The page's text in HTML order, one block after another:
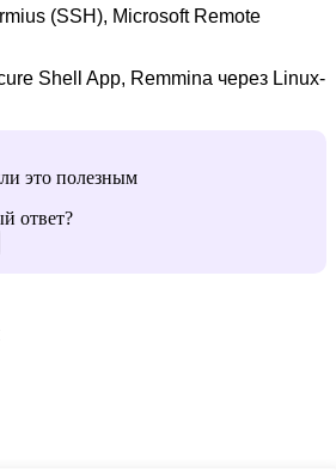
(SSH), Microsoft Remote
Shell App, Remmina через Linux-
это полезным
ответ?